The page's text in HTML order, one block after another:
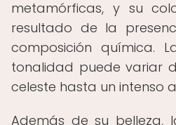
metamórficas, y su
resultado de la
composición química.
tonalidad puede variar
celeste hasta un intenso
Además de su belleza,